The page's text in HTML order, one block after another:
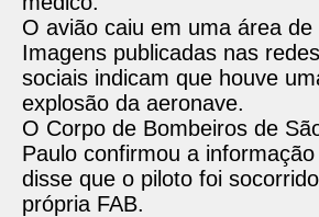
O avião caiu em uma área de
Imagens publicadas nas redes
sociais indicam que houve
explosão da aeronave.
O Corpo de Bombeiros de
Paulo confirmou a
disse que o piloto foi
própria FAB.